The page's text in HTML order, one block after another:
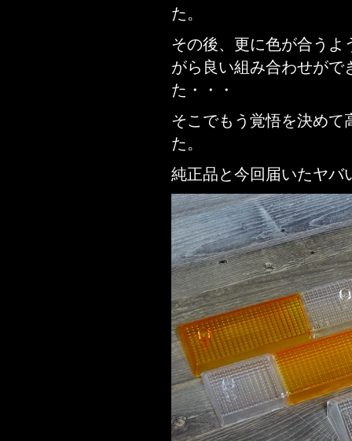
た。
その後、更に色が合うよ
がら良い組み合わせがで
た・・・
そこでもう覚悟を決めて
た。
純正品と今回届いたヤバ